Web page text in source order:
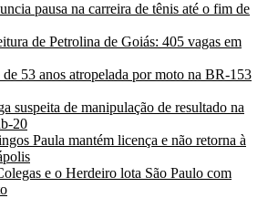
pausa na carreira de tênis até o fim de
de Petrolina de Goiás: 405 vagas em
53 anos atropelada por moto na BR-153
suspeita de manipulação de resultado na
20
Paula mantém licença e não retorna à
e o Herdeiro lota São Paulo com